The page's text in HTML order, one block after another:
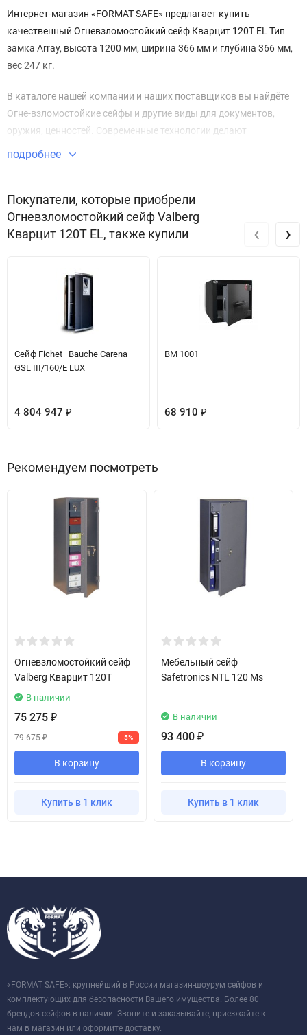
Интернет-магазин «FORMAT SAFE» предлагает купить
качественный Огневзломостойкий сейф Кварцит 120T EL Тип
замка Array, высота 1200 мм, ширина 366 мм и глубина 366 мм,
вес 247 кг.
В каталоге нашей компании и наших поставщиков вы найдёте
Огне-взломостойкие сейфы и другие виды для документов,
оружия, ценностей. Современные технологии делают
Огневзломостойкий сейф Кварцит 120T EL безупречным в плане
Звоните по телефону +7 495 220 33 01
подробнее
Покупатели, которые приобрели
Огневзломостойкий сейф Valberg
Кварцит 120T EL, также купили
Сейф Fichet–Bauche Carena
GSL III/160/E LUX
4 804 947 ₽
BM 1001
68 910 ₽
‹ ›
Рекомендуем посмотреть
Огневзломостойкий сейф
Valberg Кварцит 120T
В наличии
75 275 ₽
79 675₽ 5%
В корзину
Купить в 1 клик
Мебельный сейф
Safetronics NTL 120 Ms
В наличии
93 400 ₽
В корзину
Купить в 1 клик
«FORMAT SAFE»: крупнейший в России магазин-шоурум сейфов и
комплектующих для безопасности Вашего имущества. Более 80
брендов сейфов в наличии. Звоните и заказывайте, приезжайте к
нам в магазин или оформите доставку.